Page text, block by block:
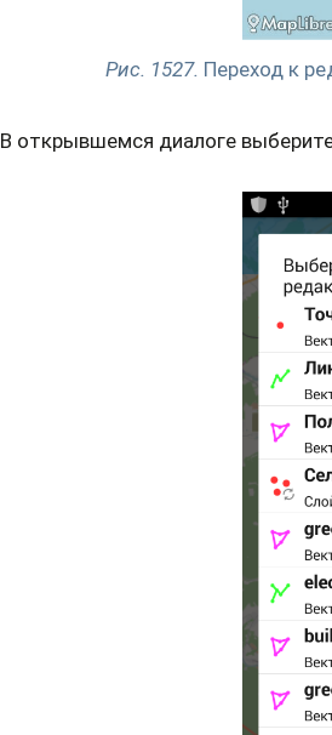
Рис. 1527. Переход к
В открывшемся диалоге